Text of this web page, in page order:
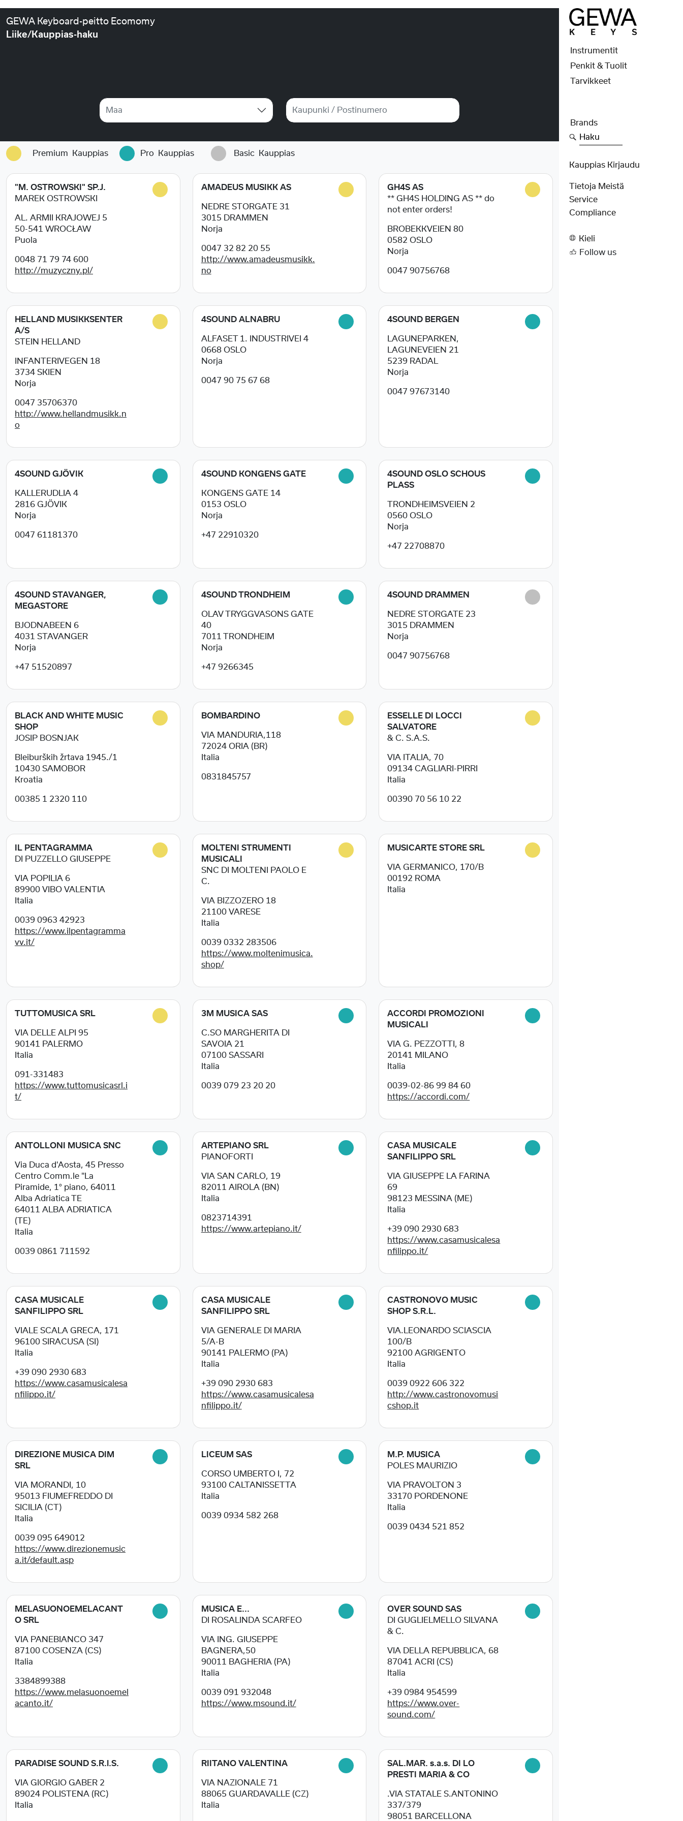
GEWA Keyboard-peitto Ecomomy
Liike/Kauppias-haku
Maa
Premium Kauppias Pro Kauppias Basic Kauppias
"M. OSTROWSKI" SP.J.
MAREK OSTROWSKI
AL. ARMII KRAJOWEJ 5
50-541 WROCŁAW
Puola
0048 71 79 74 600
http://muzyczny.pl/
AMADEUS MUSIKK AS
NEDRE STORGATE 31
3015
DRAMMEN
Norja
0047 32 82 20 55
http://www.amadeusmusikk.
no
GH4S AS
** GH4S HOLDING AS ** do
not enter orders!
BROBEKKVEIEN 80
0582 OSLO
Norja
0047 90756768
HELLAND MUSIKKSENTER
A/S
STEIN HELLAND
INFANTERIVEGEN 18
3734 SKIEN
Norja
0047 35706370
http://www.hellandmusikk.n
o
4SOUND ALNABRU
ALFASET 1. INDUSTRIVEI 4
0668 OSLO
Norja
0047 90 75 67 68
4SOUND BERGEN
LAGUNEPARKEN,
LAGUNEVEIEN 21
5239 RADAL
Norja
0047 97673140
4SOUND GJÖVIK
KALLERUDLIA 4
2816 GJÖVIK
Norja
0047 61181370
4SOUND KONGENS GATE
KONGENS GATE 14
0153 OSLO
Norja
+47 22910320
4SOUND OSLO SCHOUS
PLASS
TRONDHEIMSVEIEN 2
0560 OSLO
Norja
+47 22708870
4SOUND STAVANGER,
MEGASTORE
BJODNABEEN 6
4031 STAVANGER
Norja
+47 51520897
4SOUND TRONDHEIM
OLAV TRYGGVASONS GATE
40
7011
TRONDHEIM
Norja
+47 9266345
4SOUND DRAMMEN
NEDRE STORGATE 23
3015
DRAMMEN
Norja
0047 90756768
BLACK AND WHITE MUSIC
SHOP
JOSIP BOSNJAK
Bleiburških žrtava 1945./1
10430 SAMOBOR
Kroatia
00385 1 2320 110
BOMBARDINO
VIA MANDURIA,118
72024 ORIA (BR)
Italia
0831845757
ESSELLE DI LOCCI
SALVATORE
& C. S.A.S.
VIA ITALIA, 70
09134 CAGLIARI-PIRRI
Italia
00390 70 56 10 22
IL PENTAGRAMMA
DI PUZZELLO GIUSEPPE
VIA POPILIA 6
89900 VIBO VALENTIA
Italia
0039 0963 42923
https://www.ilpentagramma
vv.it/
MOLTENI STRUMENTI
MUSICALI
SNC DI MOLTENI PAOLO E
C.
VIA BIZZOZERO 18
21100 VARESE
Italia
0039 0332 283506
https://www.moltenimusica.
shop/
MUSICARTE STORE SRL
VIA GERMANICO, 170/B
00192 ROMA
Italia
TUTTOMUSICA SRL
VIA DELLE ALPI 95
90141
PALERMO
Italia
091-331483
https://www.tuttomusicasrl.i
t/
3M MUSICA SAS
C.SO MARGHERITA DI
SAVOIA 21
07100 SASSARI
Italia
0039 079 23 20 20
ACCORDI PROMOZIONI
MUSICALI
VIA G. PEZZOTTI, 8
20141
MILANO
Italia
0039-02-86 99 84 60
https://accordi.com/
ANTOLLONI MUSICA SNC
Via Duca d'Aosta, 45 Presso
Centro Comm.le "La
Piramide, 1° piano, 64011
Alba Adriatica TE
64011 ALBA ADRIATICA
(TE)
Italia
0039 0861 711592
ARTEPIANO SRL
PIANOFORTI
VIA SAN CARLO, 19
82011 AIROLA (BN)
Italia
0823714391
https://www.artepiano.it/
CASA MUSICALE
SANFILIPPO SRL
VIA GIUSEPPE LA FARINA
69
98123 MESSINA (ME)
Italia
+39 090 2930 683
https://www.casamusicalesa
nfilippo.it/
CASA MUSICALE
SANFILIPPO SRL
VIALE SCALA GRECA, 171
96100 SIRACUSA (SI)
Italia
+39 090 2930 683
https://www.casamusicalesa
nfilippo.it/
CASA MUSICALE
SANFILIPPO SRL
VIA GENERALE DI MARIA
5/A-B
90141
PALERMO (PA)
Italia
+39 090 2930 683
https://www.casamusicalesa
nfilippo.it/
CASTRONOVO MUSIC
SHOP S.R.L.
VIA.LEONARDO SCIASCIA
100/B
92100AGRIGENTO
Italia
0039 0922 606 322
http://www.castronovomusi
cshop.it
DIREZIONE MUSICA DIM
SRL
VIA MORANDI, 10
95013 FIUMEFREDDO DI
SICILIA (CT)
Italia
0039 095 649012
https://www.direzionemusic
a.it/default.asp
LICEUM SAS
CORSO UMBERTO I, 72
93100 CALTANISSETTA
Italia
0039 0934 582 268
M.P. MUSICA
POLES MAURIZIO
VIA PRAVOLTON 3
33170 PORDENONE
Italia
0039 0434 521 852
MELASUONOEMELACANT
O SRL
VIA PANEBIANCO 347
87100 COSENZA (CS)
Italia
3384899388
https://www.melasuonoemel
acanto.it/
MUSICA E...
DI ROSALINDA SCARFEO
VIA ING. GIUSEPPE
BAGNERA,50
90011
BAGHERIA (PA)
Italia
0039 091 932048
https://www.msound.it/
OVER SOUND SAS
DI GUGLIELMELLO SILVANA
& C.
VIA DELLA REPUBBLICA, 68
87041ACRI (CS)
Italia
+39 0984 954599
https://www.over-
sound.com/
PARADISE SOUND S.R.l.S.
VIA GIORGIO GABER 2
89024 POLISTENA (RC)
Italia
RIITANO VALENTINA
VIA NAZIONALE 71
88065 GUARDAVALLE (CZ)
Italia
SAL.MAR. s.a.s. DI LO
PRESTI MARIA & CO
.VIA STATALE S.ANTONINO
337/379
98051
BARCELLONA
Instrumentit
Penkit & Tuolit
Tarvikkeet
Brands
Haku
Kauppias Kirjaudu
Tietoja Meistä
Service
Compliance
Kieli
Follow us